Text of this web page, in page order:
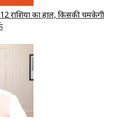
राशियों का हाल, किसकी चमकेगी